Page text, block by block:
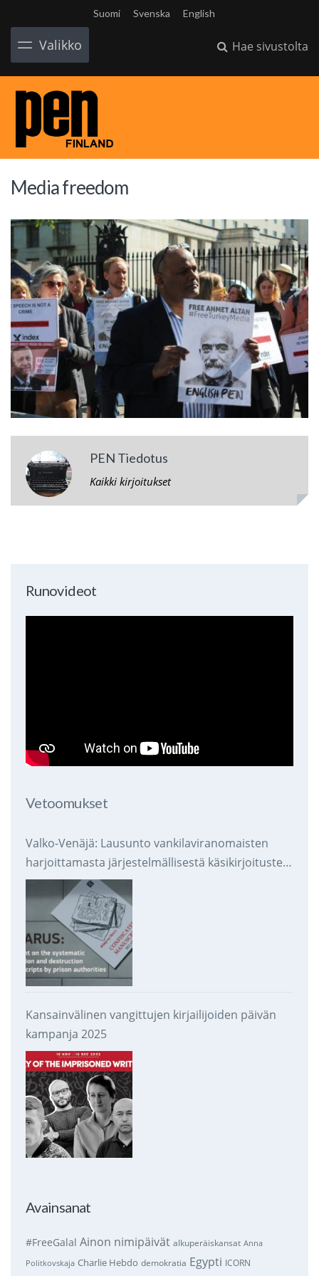
Suomi Svenska English
Valikko Hae sivustolta
Media freedom
PEN Tiedotus
Kaikki kirjoitukset
Runovideot
Vetoomukset
Valko-Venäjä: Lausunto vankilaviranomaisten
harjoittamasta järjestelmällisestä käsikirjoitusten
takavarikoinnista ja tuhoamisesta
Kansainvälinen vangittujen kirjailijoiden päivän
kampanja 2025
Avainsanat
#FreeGalal Ainon nimipäivät alkuperäiskansat Anna
Politkovskaja Charlie Hebdo demokratia Egypti ICORN